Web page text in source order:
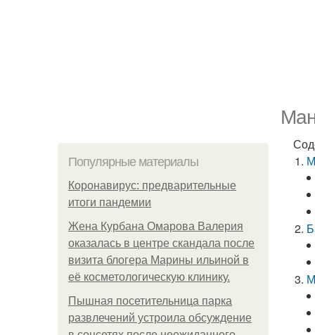
Популярные материалы
Коронавирус: предварительные
итоги пандемии
Жена Курбана Омарова Валерия
оказалась в центре скандала после
визита блогера Марины ильиной в
её косметологическую клинику.
Пышная посетительница парка
развлечений устроила обсуждение